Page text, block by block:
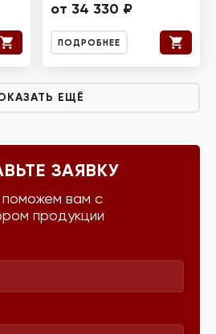
от 34 330 ₽
ПОДРОБНЕЕ
ЕЩЁ
ЗАЯВКУ
вам с
продукции